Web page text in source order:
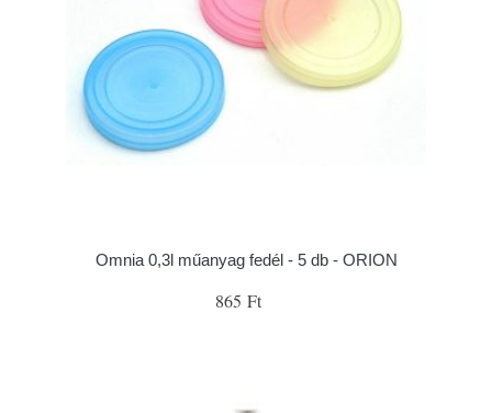
Omnia 0,3l műanyag fedél - 5 db - ORION
865 Ft